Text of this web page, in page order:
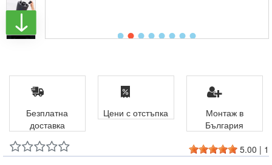
5.00 | 1
Безплатна
доставка
Цени с отстъпка
Монтаж в
България